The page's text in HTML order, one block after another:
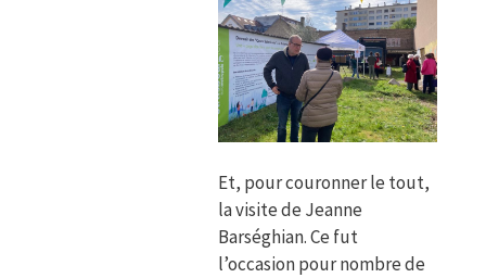
Et, pour couronner le tout,
la visite de Jeanne
Barséghian. Ce fut
l’occasion pour nombre de